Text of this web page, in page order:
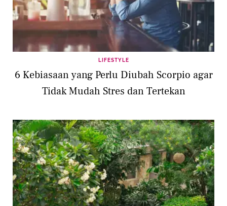
LIFESTYLE
6 Kebiasaan yang Perlu Diubah Scorpio agar
Tidak Mudah Stres dan Tertekan